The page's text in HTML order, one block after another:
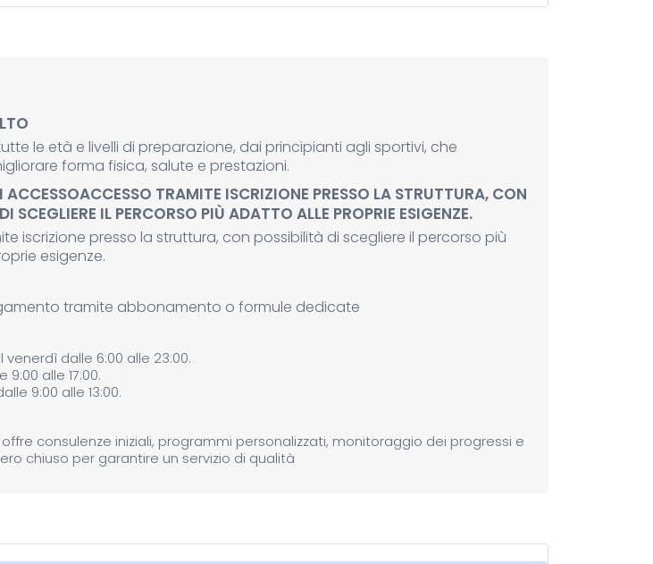
le età e livelli di preparazione, dai principianti agli sportivi, che
forma fisica, salute e prestazioni.
TRAMITE ISCRIZIONE PRESSO LA STRUTTURA, CON
SCEGLIERE IL PERCORSO PIÙ ADATTO ALLE PROPRIE ESIGENZE.
iscrizione presso la struttura, con possibilità di scegliere il percorso più
esigenze.
tramite abbonamento o formule dedicate
venerdì dalle 6:00 alle 23:00.
9:00 alle 17:00.
9:00 alle 13:00.
consulenze iniziali, programmi personalizzati, monitoraggio dei progressi e
chiuso per garantire un servizio di qualità